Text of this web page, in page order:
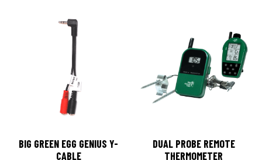
BIG GREEN EGG GENIUS Y-
CABLE
DUAL PROBE REMOTE
THERMOMETER